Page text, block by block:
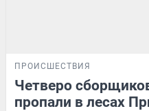
ПРОИСШЕСТВИЯ
Четверо
пропали в лесах